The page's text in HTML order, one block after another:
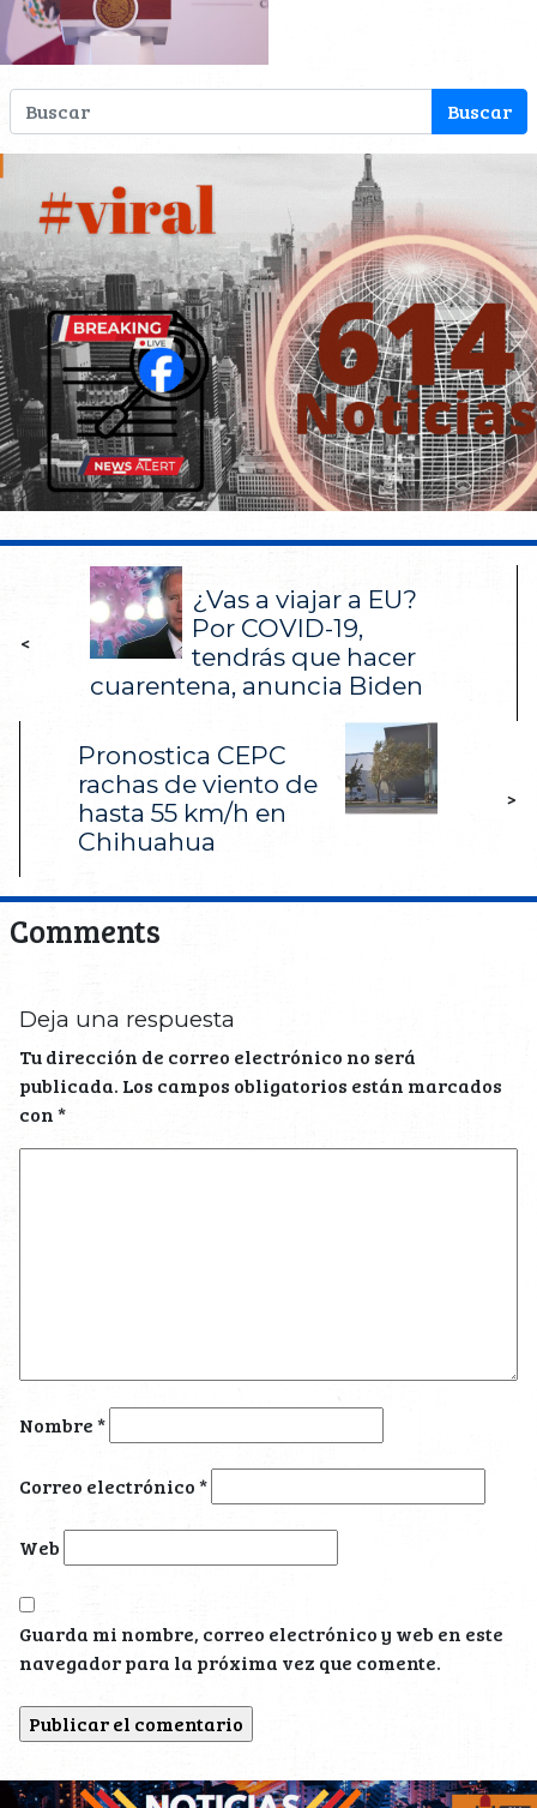
<
¿Vas a viajar a EU?
Por COVID-19,
tendrás que hacer
cuarentena, anuncia Biden
Pronostica CEPC
rachas de viento de
hasta 55 km/h en
Chihuahua
>
Comments
Deja una respuesta
Tu dirección de correo electrónico no será
publicada. Los campos obligatorios están marcados
con*
Nombre*
Correo electrónico*
Web
Guarda mi nombre, correo electrónico y web en este
navegador para la próxima vez que comente.